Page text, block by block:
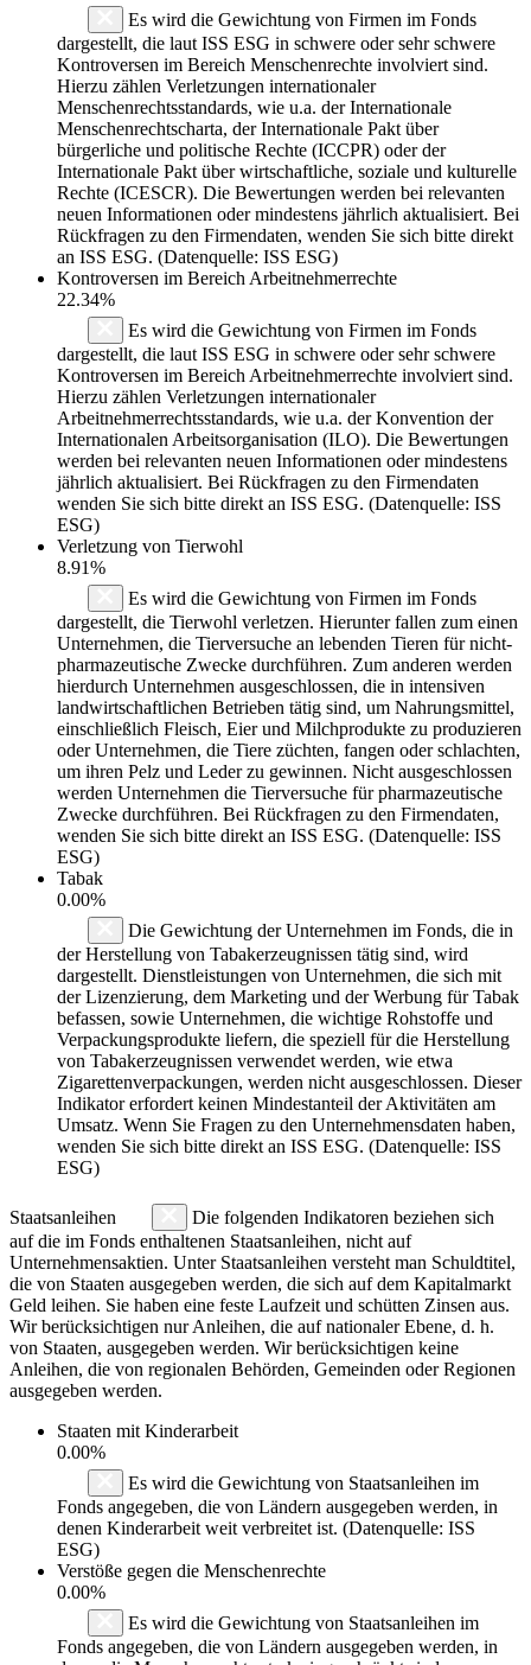
Es wird die Gewichtung von Firmen im Fonds
dargestellt, die laut ISS ESG in schwere oder sehr schwere
Kontroversen im Bereich Menschenrechte involviert sind.
Hierzu zählen Verletzungen internationaler
Menschenrechtsstandards, wie u.a. der Internationale
Menschenrechtscharta, der Internationale Pakt über
bürgerliche und politische Rechte (ICCPR) oder der
Internationale Pakt über wirtschaftliche, soziale und kulturelle
Rechte (ICESCR). Die Bewertungen werden bei relevanten
neuen Informationen oder mindestens jährlich aktualisiert. Bei
Rückfragen zu den Firmendaten, wenden Sie sich bitte direkt
an ISS ESG. (Datenquelle: ISS ESG)
Kontroversen im Bereich Arbeitnehmerrechte
22.34%
Es wird die Gewichtung von Firmen im Fonds
dargestellt, die laut ISS ESG in schwere oder sehr schwere
Kontroversen im Bereich Arbeitnehmerrechte involviert sind.
Hierzu zählen Verletzungen internationaler
Arbeitnehmerrechtsstandards, wie u.a. der Konvention der
Internationalen Arbeitsorganisation (ILO). Die Bewertungen
werden bei relevanten neuen Informationen oder mindestens
jährlich aktualisiert. Bei Rückfragen zu den Firmendaten
wenden Sie sich bitte direkt an ISS ESG. (Datenquelle: ISS
ESG)
Verletzung von Tierwohl
8.91%
Es wird die Gewichtung von Firmen im Fonds
dargestellt, die Tierwohl verletzen. Hierunter fallen zum einen
Unternehmen, die Tierversuche an lebenden Tieren für nicht-
pharmazeutische Zwecke durchführen. Zum anderen werden
hierdurch Unternehmen ausgeschlossen, die in intensiven
landwirtschaftlichen Betrieben tätig sind, um Nahrungsmittel,
einschließlich Fleisch, Eier und Milchprodukte zu produzieren
oder Unternehmen, die Tiere züchten, fangen oder schlachten,
um ihren Pelz und Leder zu gewinnen. Nicht ausgeschlossen
werden Unternehmen die Tierversuche für pharmazeutische
Zwecke durchführen. Bei Rückfragen zu den Firmendaten,
wenden Sie sich bitte direkt an ISS ESG. (Datenquelle: ISS
ESG)
Tabak
0.00%
Die Gewichtung der Unternehmen im Fonds, die in
der Herstellung von Tabakerzeugnissen tätig sind, wird
dargestellt. Dienstleistungen von Unternehmen, die sich mit
der Lizenzierung, dem Marketing und der Werbung für Tabak
befassen, sowie Unternehmen, die wichtige Rohstoffe und
Verpackungsprodukte liefern, die speziell für die Herstellung
von Tabakerzeugnissen verwendet werden, wie etwa
Zigarettenverpackungen, werden nicht ausgeschlossen. Dieser
Indikator erfordert keinen Mindestanteil der Aktivitäten am
Umsatz. Wenn Sie Fragen zu den Unternehmensdaten haben,
wenden Sie sich bitte direkt an ISS ESG. (Datenquelle: ISS
ESG)
Staatsanleihen
Die folgenden Indikatoren beziehen sich
auf die im Fonds enthaltenen Staatsanleihen, nicht auf
Unternehmensaktien. Unter Staatsanleihen versteht man Schuldtitel,
die von Staaten ausgegeben werden, die sich auf dem Kapitalmarkt
Geld leihen. Sie haben eine feste Laufzeit und schütten Zinsen aus.
Wir berücksichtigen nur Anleihen, die auf nationaler Ebene, d. h.
von Staaten, ausgegeben werden. Wir berücksichtigen keine
Anleihen, die von regionalen Behörden, Gemeinden oder Regionen
ausgegeben werden.
Staaten mit Kinderarbeit
0.00%
Es wird die Gewichtung von Staatsanleihen im
Fonds angegeben, die von Ländern ausgegeben werden, in
denen Kinderarbeit weit verbreitet ist. (Datenquelle: ISS
ESG)
Verstöße gegen die Menschenrechte
0.00%
Es wird die Gewichtung von Staatsanleihen im
Fonds angegeben, die von Ländern ausgegeben werden, in